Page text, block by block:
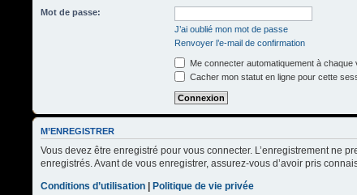
Mot de passe:
J’ai oublié mon mot de passe
Renvoyer l’e-mail de confirmation
Me connecter automatiquement à chaque
Cacher mon statut en ligne pour cette
M’ENREGISTRER
Vous devez être enregistré pour vous connecter. L’enregistrement ne
enregistrés. Avant de vous enregistrer, assurez-vous d’avoir pris
Conditions d’utilisation | Politique de vie privée